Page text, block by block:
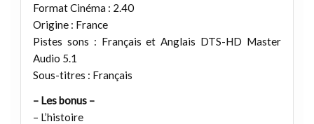
Format Cinéma : 2.40
Origine : France
Pistes sons : Français et Anglais DTS-HD Master
Audio 5.1
Sous-titres : Français
– Les bonus –
– L’histoire